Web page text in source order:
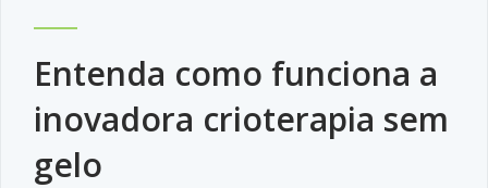
Entenda como funciona a
inovadora crioterapia sem
gelo